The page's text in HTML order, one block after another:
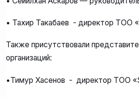
• Тахир Такабаев - директор ТОО
Также присутствовали
организаций:
•Тимур Хасенов - директор ТОО